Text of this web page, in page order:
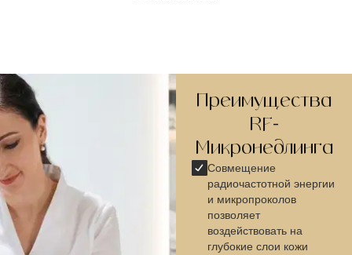
Преимущества
RF-
Микронедлинга
Совмещение
радиочастотной энергии
и микропроколов
позволяет
воздействовать на
глубокие слои кожи